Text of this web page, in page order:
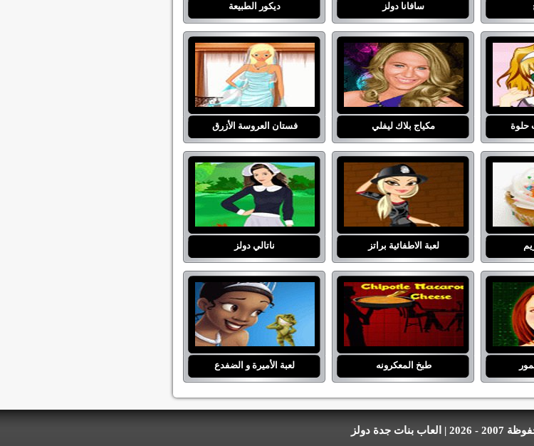
سافانا دولز ديكور الطبيعة
حلوة مكياج بلاك ليفلي فستان العروسة الأزرق
لعبة الاطفائية براتز ناتالي دولز
طبخ المعكرونه لعبة الأميرة و الضفدع
جدة دولز